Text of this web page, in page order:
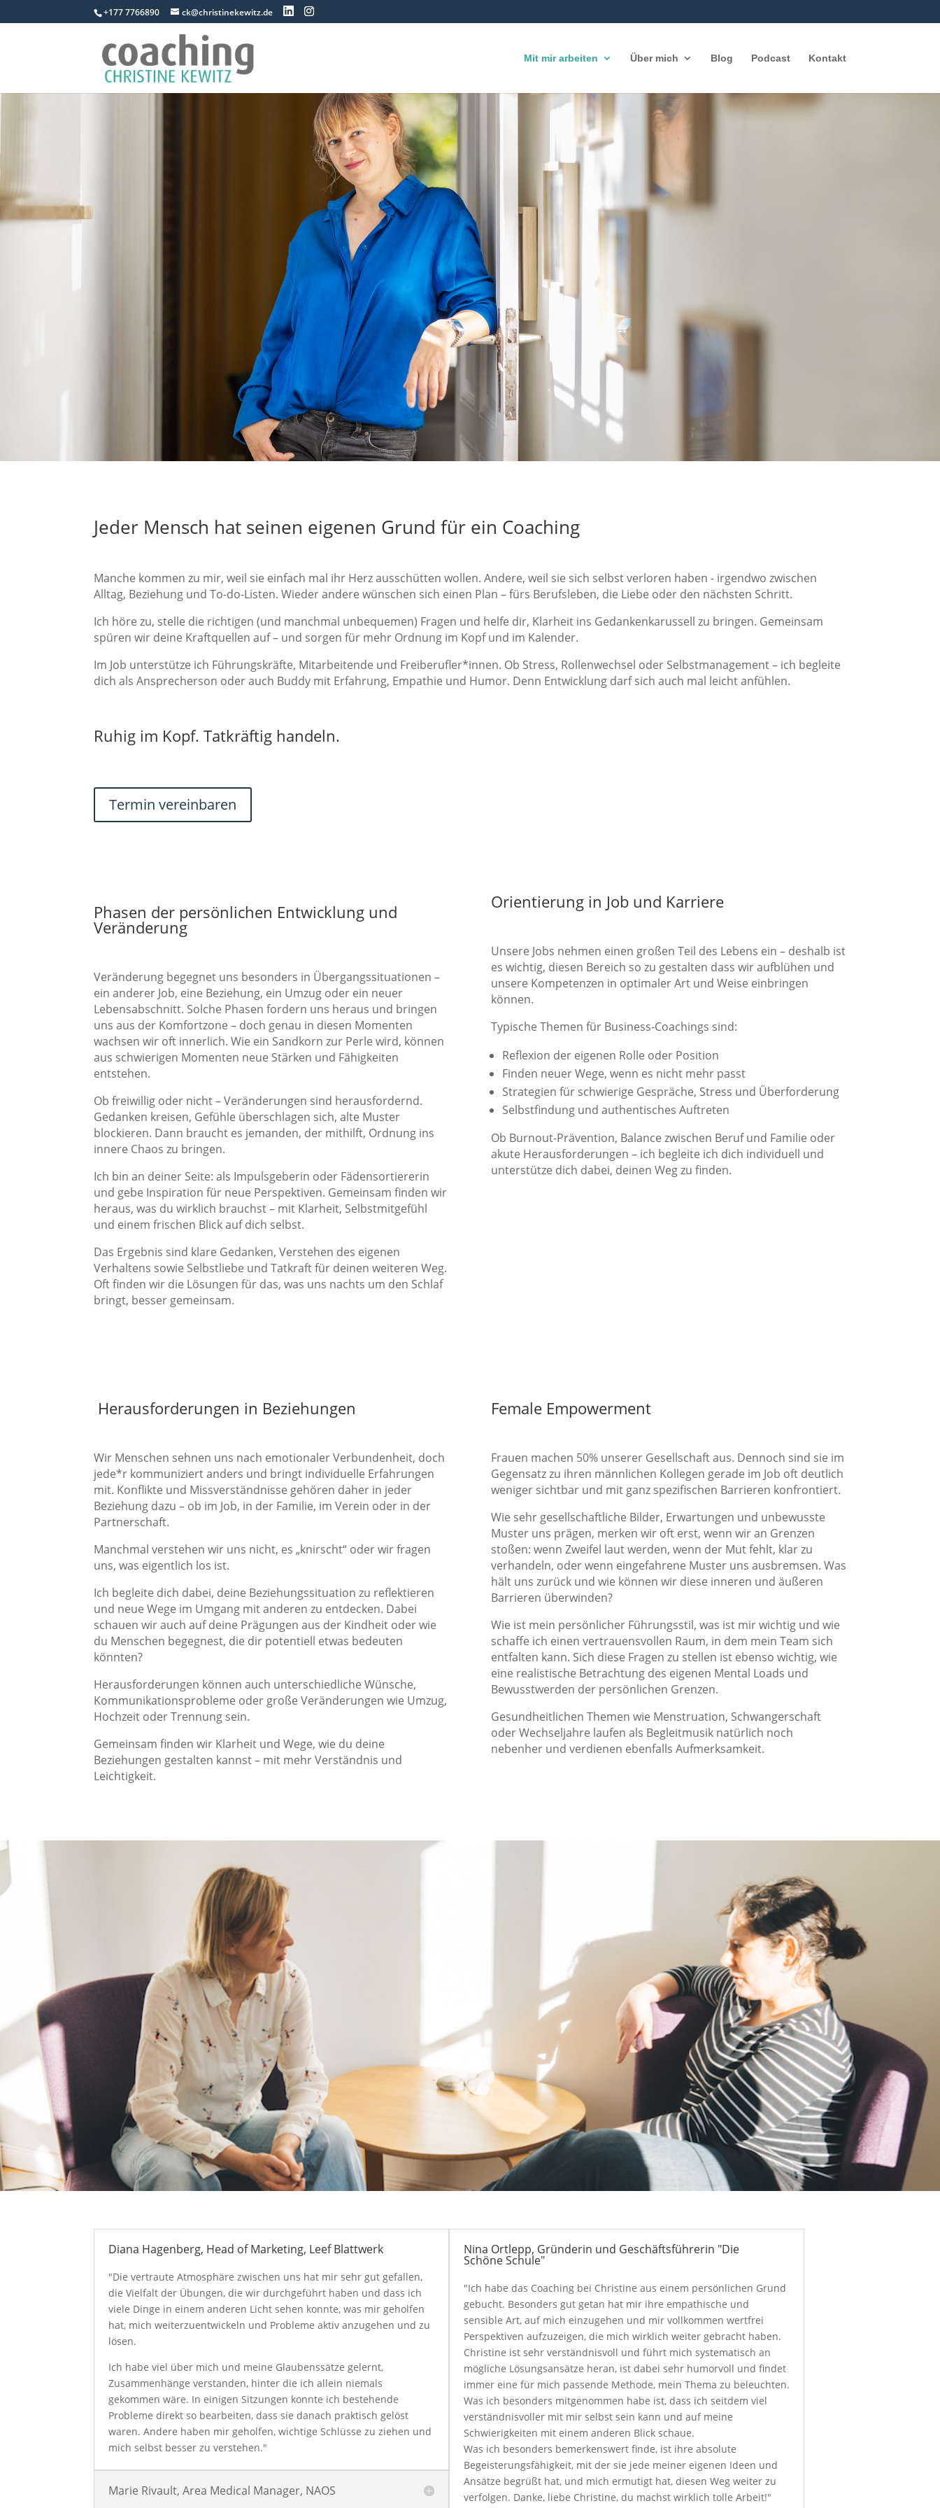
+177 7766890 ck@christinekewitz.de
Mit mir arbeiten Über mich Blog Podcast Kontakt
Jeder Mensch hat seinen eigenen Grund für ein Coaching
Manche kommen zu mir, weil sie einfach mal ihr Herz ausschütten wollen. Andere, weil sie sich selbst verloren haben - irgendwo zwischen
Alltag, Beziehung und To-do-Listen. Wieder andere wünschen sich einen Plan – fürs Berufsleben, die Liebe oder den nächsten Schritt.
Ich höre zu, stelle die richtigen (und manchmal unbequemen) Fragen und helfe dir, Klarheit ins Gedankenkarussell zu bringen. Gemeinsam
spüren wir deine Kraftquellen auf – und sorgen für mehr Ordnung im Kopf und im Kalender.
Im Job unterstütze ich Führungskräfte, Mitarbeitende und Freiberufler*innen. Ob Stress, Rollenwechsel oder Selbstmanagement – ich begleite
dich als Ansprecherson oder auch Buddy mit Erfahrung, Empathie und Humor. Denn Entwicklung darf sich auch mal leicht anfühlen.
Ruhig im Kopf. Tatkräftig handeln.
Termin vereinbaren
Phasen der persönlichen Entwicklung und
Veränderung
Veränderung begegnet uns besonders in Übergangssituationen –
ein anderer Job, eine Beziehung, ein Umzug oder ein neuer
Lebensabschnitt. Solche Phasen fordern uns heraus und bringen
uns aus der Komfortzone – doch genau in diesen Momenten
wachsen wir oft innerlich. Wie ein Sandkorn zur Perle wird, können
aus schwierigen Momenten neue Stärken und Fähigkeiten
entstehen.
Ob freiwillig oder nicht – Veränderungen sind herausfordernd.
Gedanken kreisen, Gefühle überschlagen sich, alte Muster
blockieren. Dann braucht es jemanden, der mithilft, Ordnung ins
innere Chaos zu bringen.
Ich bin an deiner Seite: als Impulsgeberin oder Fädensortiererin
und gebe Inspiration für neue Perspektiven. Gemeinsam finden wir
heraus, was du wirklich brauchst – mit Klarheit, Selbstmitgefühl
und einem frischen Blick auf dich selbst.
Das Ergebnis sind klare Gedanken, Verstehen des eigenen
Verhaltens sowie Selbstliebe und Tatkraft für deinen weiteren Weg.
Oft finden wir die Lösungen für das, was uns nachts um den Schlaf
bringt, besser gemeinsam.
Orientierung in Job und Karriere
Unsere Jobs nehmen einen großen Teil des Lebens ein – deshalb ist
es wichtig, diesen Bereich so zu gestalten dass wir aufblühen und
unsere Kompetenzen in optimaler Art und Weise einbringen
können.
Typische Themen für Business-Coachings sind:
Reflexion der eigenen Rolle oder Position
Finden neuer Wege, wenn es nicht mehr passt
Strategien für schwierige Gespräche, Stress und Überforderung
Selbstfindung und authentisches Auftreten
Ob Burnout-Prävention, Balance zwischen Beruf und Familie oder
akute Herausforderungen – ich begleite ich dich individuell und
unterstütze dich dabei, deinen Weg zu finden.
Herausforderungen in Beziehungen
Wir Menschen sehnen uns nach emotionaler Verbundenheit, doch
jede*r kommuniziert anders und bringt individuelle Erfahrungen
mit. Konflikte und Missverständnisse gehören daher in jeder
Beziehung dazu – ob im Job, in der Familie, im Verein oder in der
Partnerschaft.
Manchmal verstehen wir uns nicht, es „knirscht“ oder wir fragen
uns, was eigentlich los ist.
Ich begleite dich dabei, deine Beziehungssituation zu reflektieren
und neue Wege im Umgang mit anderen zu entdecken. Dabei
schauen wir auch auf deine Prägungen aus der Kindheit oder wie
du Menschen begegnest, die dir potentiell etwas bedeuten
könnten?
Herausforderungen können auch unterschiedliche Wünsche,
Kommunikationsprobleme oder große Veränderungen wie Umzug,
Hochzeit oder Trennung sein.
Gemeinsam finden wir Klarheit und Wege, wie du deine
Beziehungen gestalten kannst – mit mehr Verständnis und
Leichtigkeit.
Female Empowerment
Frauen machen 50% unserer Gesellschaft aus. Dennoch sind sie im
Gegensatz zu ihren männlichen Kollegen gerade im Job oft deutlich
weniger sichtbar und mit ganz spezifischen Barrieren konfrontiert.
Wie sehr gesellschaftliche Bilder, Erwartungen und unbewusste
Muster uns prägen, merken wir oft erst, wenn wir an Grenzen
stoßen: wenn Zweifel laut werden, wenn der Mut fehlt, klar zu
verhandeln, oder wenn eingefahrene Muster uns ausbremsen. Was
hält uns zurück und wie können wir diese inneren und äußeren
Barrieren überwinden?
Wie ist mein persönlicher Führungsstil, was ist mir wichtig und wie
schaffe ich einen vertrauensvollen Raum, in dem mein Team sich
entfalten kann. Sich diese Fragen zu stellen ist ebenso wichtig, wie
eine realistische Betrachtung des eigenen Mental Loads und
Bewusstwerden der persönlichen Grenzen.
Gesundheitlichen Themen wie Menstruation, Schwangerschaft
oder Wechseljahre laufen als Begleitmusik natürlich noch
nebenher und verdienen ebenfalls Aufmerksamkeit.
Diana Hagenberg, Head of Marketing, Leef Blattwerk
"Die vertraute Atmosphäre zwischen uns hat mir sehr gut gefallen,
die Vielfalt der Übungen, die wir durchgeführt haben und dass ich
viele Dinge in einem anderen Licht sehen konnte, was mir geholfen
hat, mich weiterzuentwickeln und Probleme aktiv anzugehen und zu
lösen.
Ich habe viel über mich und meine Glaubenssätze gelernt,
Zusammenhänge verstanden, hinter die ich allein niemals
gekommen wäre. In einigen Sitzungen konnte ich bestehende
Probleme direkt so bearbeiten, dass sie danach praktisch gelöst
waren. Andere haben mir geholfen, wichtige Schlüsse zu ziehen und
mich selbst besser zu verstehen."
Marie Rivault, Area Medical Manager, NAOS
Nina Ortlepp, Gründerin und Geschäftsführerin "Die
Schöne Schule"
"Ich habe das Coaching bei Christine aus einem persönlichen Grund
gebucht. Besonders gut getan hat mir ihre empathische und
sensible Art, auf mich einzugehen und mir vollkommen wertfrei
Perspektiven aufzuzeigen, die mich wirklich weiter gebracht haben.
Christine ist sehr verständnisvoll und führt mich systematisch an
mögliche Lösungsansätze heran, ist dabei sehr humorvoll und findet
immer eine für mich passende Methode, mein Thema zu beleuchten.
Was ich besonders mitgenommen habe ist, dass ich seitdem viel
verständnisvoller mit mir selbst sein kann und auf meine
Schwierigkeiten mit einem anderen Blick schaue.
Was ich besonders bemerkenswert finde, ist ihre absolute
Begeisterungsfähigkeit, mit der sie jede meiner eigenen Ideen und
Ansätze begrüßt hat, und mich ermutigt hat, diesen Weg weiter zu
verfolgen. Danke, liebe Christine, du machst wirklich tolle Arbeit!"